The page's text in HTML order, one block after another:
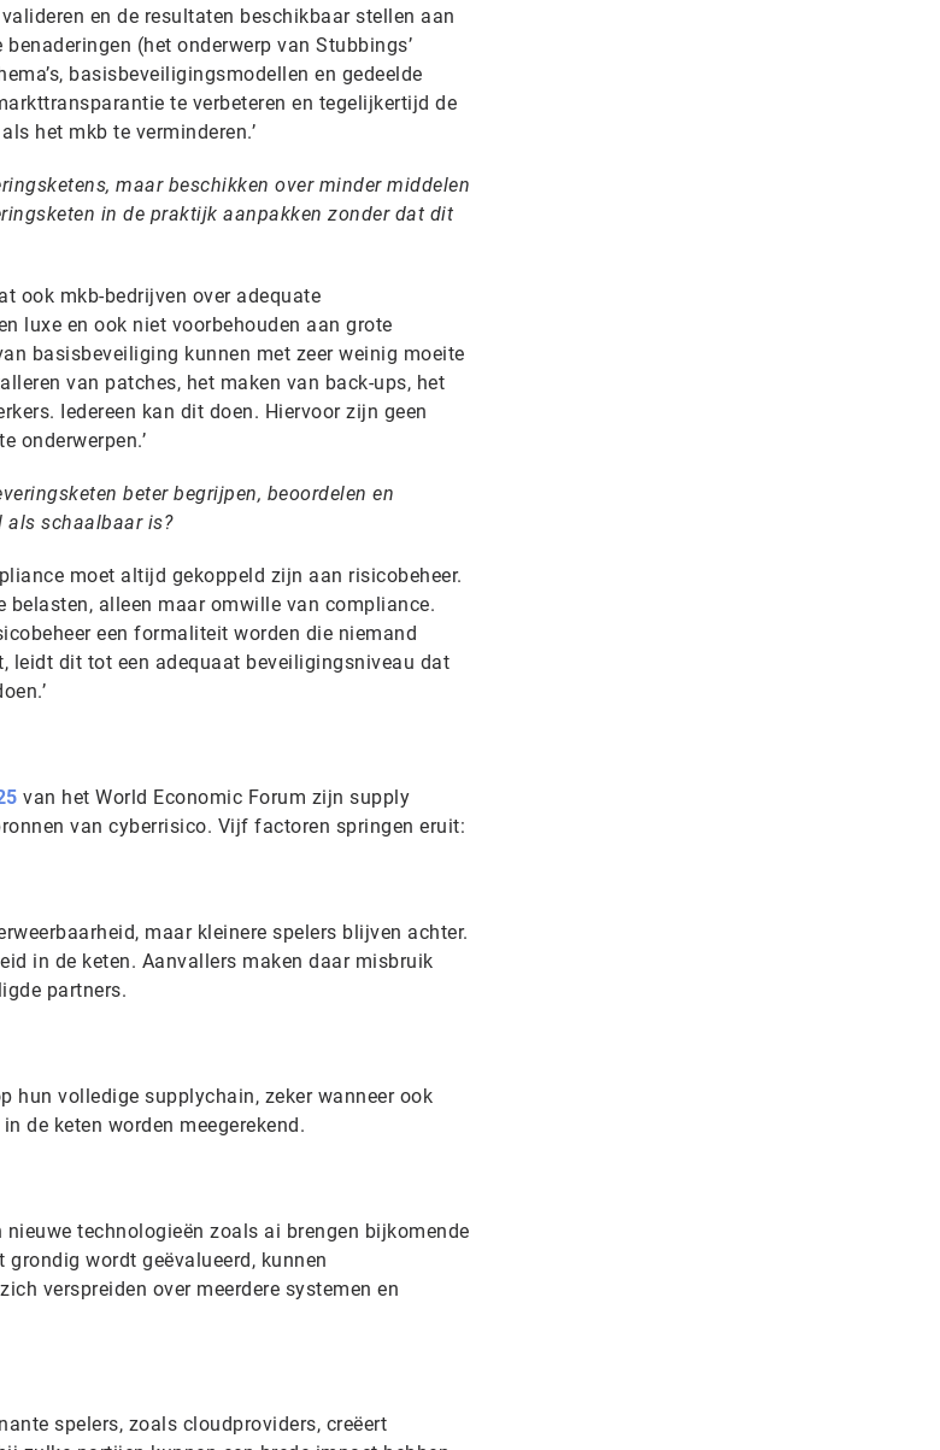
en de resultaten beschikbaar stellen aan
(het onderwerp van Stubbings’
basisbeveiligingsmodellen en gedeelde
te verbeteren en tegelijkertijd de
het mkb te verminderen.’
maar beschikken over minder middelen
in de praktijk aanpakken zonder dat dit
ook mkb-bedrijven over adequate
luxe en ook niet voorbehouden aan grote
basisbeveiliging kunnen met zeer weinig moeite
van patches, het maken van back-ups, het
Iedereen kan dit doen. Hiervoor zijn geen
onderwerpen.’
beter begrijpen, beoordelen en
als schaalbaar is?
moet altijd gekoppeld zijn aan risicobeheer.
alleen maar omwille van compliance.
een formaliteit worden die niemand
leidt dit tot een adequaat beveiligingsniveau dat
van het World Economic Forum zijn supply
van cyberrisico. Vijf factoren springen eruit:
maar kleinere spelers blijven achter.
in de keten. Aanvallers maken daar misbruik
partners.
hun volledige supplychain, zeker wanneer ook
de keten worden meegerekend.
technologieën zoals ai brengen bijkomende
grondig wordt geëvalueerd, kunnen
verspreiden over meerdere systemen en
spelers, zoals cloudproviders, creëert